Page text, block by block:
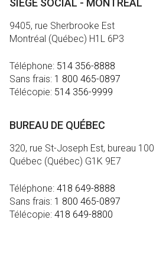
SIÈGE SOCIAL - MONTRÉAL
9405, rue Sherbrooke Est
Montréal (Québec) H1L 6P3
Téléphone: 514 356-8888
Sans frais: 1 800 465-0897
Télécopie: 514 356-9999
BUREAU DE QUÉBEC
320, rue St-Joseph Est, bureau 100
Québec (Québec) G1K 9E7
Téléphone: 418 649-8888
Sans frais: 1 800 465-0897
Télécopie: 418 649-8800